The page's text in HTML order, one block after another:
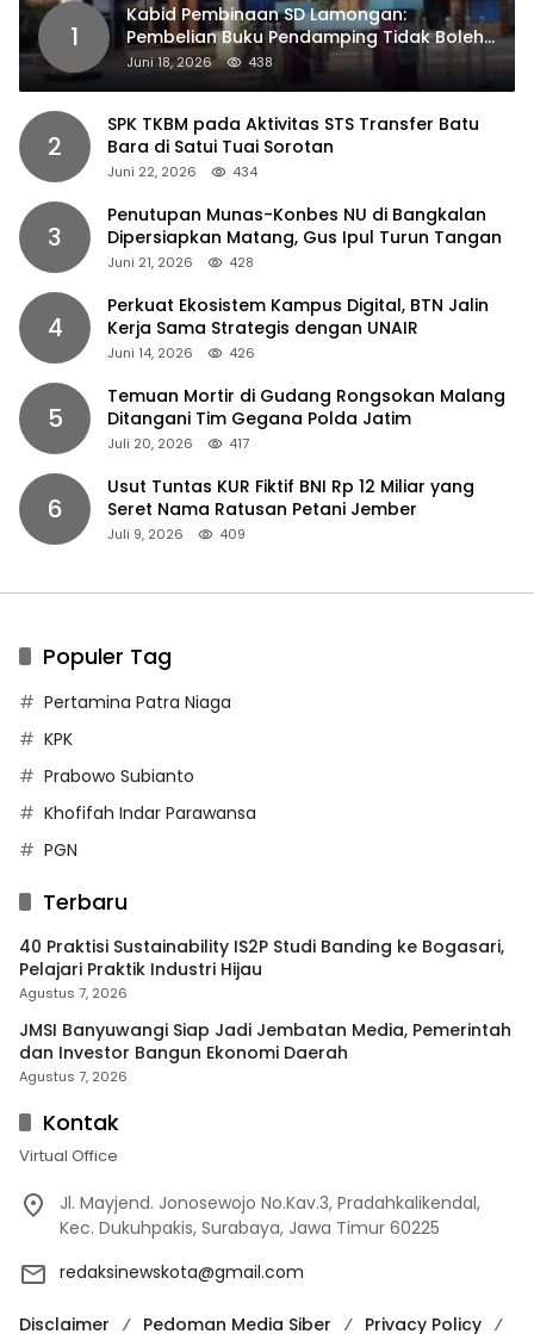
1
Kabid Pembinaan SD Lamongan:
Pembelian Buku Pendamping Tidak Boleh
Dipaksakan
Juni 18, 2026 438
2
SPK TKBM pada Aktivitas STS Transfer Batu
Bara di Satui Tuai Sorotan
Juni 22, 2026 434
3
Penutupan Munas-Konbes NU di Bangkalan
Dipersiapkan Matang, Gus Ipul Turun Tangan
Juni 21, 2026 428
4
Perkuat Ekosistem Kampus Digital, BTN Jalin
Kerja Sama Strategis dengan UNAIR
Juni 14, 2026 426
5
Temuan Mortir di Gudang Rongsokan Malang
Ditangani Tim Gegana Polda Jatim
Juli 20, 2026 417
6
Usut Tuntas KUR Fiktif BNI Rp 12 Miliar yang
Seret Nama Ratusan Petani Jember
Juli 9, 2026 409
Populer Tag
Pertamina Patra Niaga
KPK
Prabowo Subianto
Khofifah Indar Parawansa
PGN
Terbaru
40 Praktisi Sustainability IS2P Studi Banding ke Bogasari,
Pelajari Praktik Industri Hijau
Agustus 7, 2026
JMSI Banyuwangi Siap Jadi Jembatan Media, Pemerintah
dan Investor Bangun Ekonomi Daerah
Agustus 7, 2026
Kontak
Virtual Office
Jl. Mayjend. Jonosewojo No.Kav.3, Pradahkalikendal,
Kec. Dukuhpakis, Surabaya, Jawa Timur 60225
redaksinewskota@gmail.com
Disclaimer Pedoman Media Siber Privacy Policy